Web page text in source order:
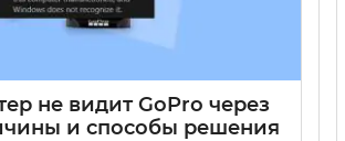
не видит GoPro через
и способы решения